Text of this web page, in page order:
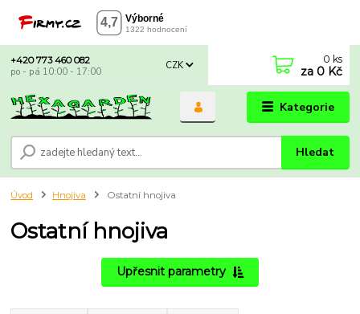
Kategorie
CZK
Hledat
+420 773 460 082
po - pá 10:00 - 17:00
0 ks
za 0 Kč
Úvod Hnojiva Ostatní hnojiva
Ostatní hnojiva
Upřesnit parametry